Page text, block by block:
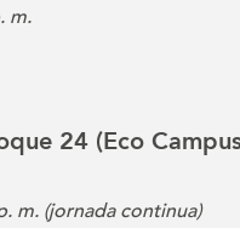
m.
24 (Eco
m. (jornada continua)